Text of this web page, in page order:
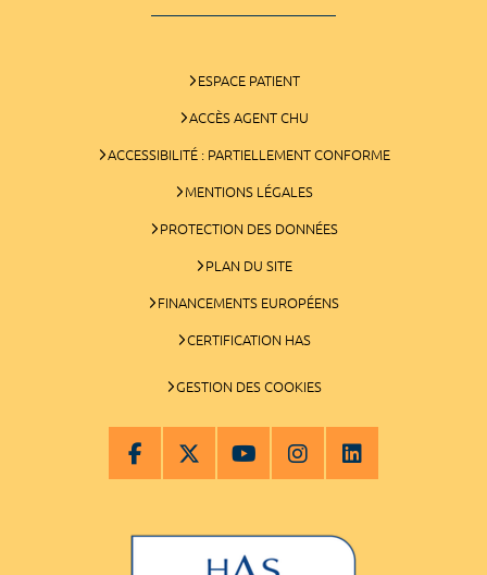
ESPACE PATIENT
ACCÈS AGENT CHU
ACCESSIBILITÉ : PARTIELLEMENT CONFORME
MENTIONS LÉGALES
PROTECTION DES DONNÉES
PLAN DU SITE
FINANCEMENTS EUROPÉENS
CERTIFICATION HAS
GESTION DES COOKIES